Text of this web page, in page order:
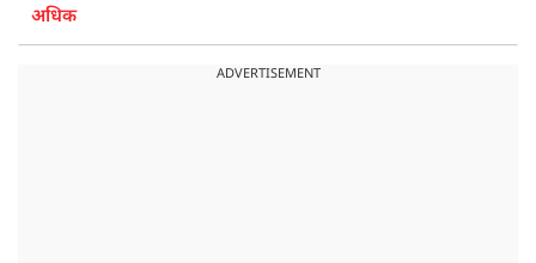
अधिक
ADVERTISEMENT